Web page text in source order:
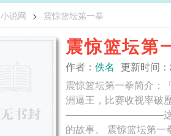
说网 > 震惊篮坛第一拳
震惊篮坛第
作者： 佚名 更新时间
震惊篮坛第一拳简介：
洲逼王，比赛收视率破
——————————这是一
的故事。 震惊篮坛第